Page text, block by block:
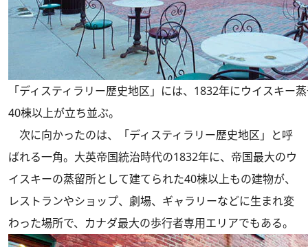
「ディスティラリー歴史地区」には、1832年にウイスキー
40棟以上が立ち並ぶ。
次に向かったのは、「ディスティラリー歴史地区」と呼
ばれる一角。大英帝国統治時代の1832年に、帝国最大のウ
イスキーの蒸留所として建てられた40棟以上もの建物が、
レストランやショップ、劇場、ギャラリーなどに生まれ変
わった場所で、カナダ最大の歩行者専用エリアでもある。